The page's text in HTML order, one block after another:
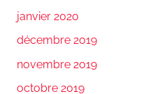
janvier 2020
décembre 2019
novembre 2019
octobre 2019